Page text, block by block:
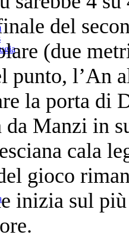
del
(due
punto, l’An
la porta di
da Manzi in
cala
gioco
inizia sul